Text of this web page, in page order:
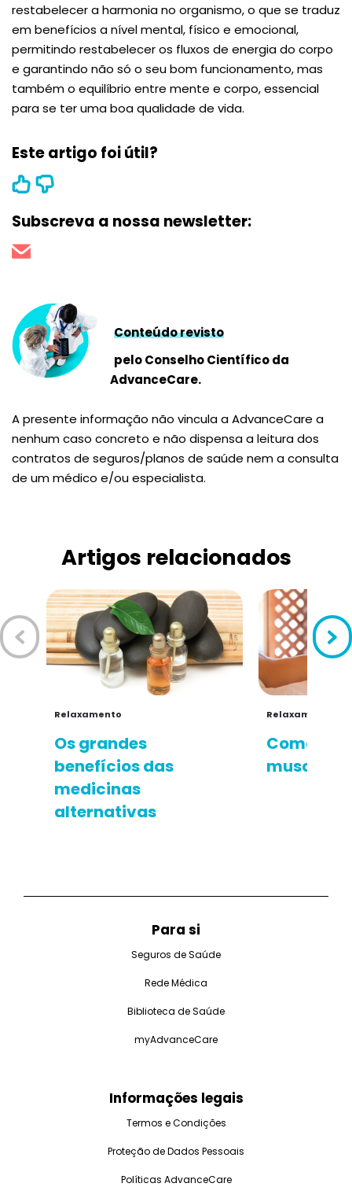
restabelecer a harmonia no organismo, o que se traduz
em benefícios a nível mental, físico e emocional,
permitindo restabelecer os fluxos de energia do corpo
e garantindo não só o seu bom funcionamento, mas
também o equilíbrio entre mente e corpo, essencial
para se ter uma boa qualidade de vida.
Este artigo foi útil?
Subscreva a nossa newsletter:
Conteúdo revisto
pelo Conselho Científico da
AdvanceCare.
A presente informação não vincula a AdvanceCare a
nenhum caso concreto e não dispensa a leitura dos
contratos de seguros/planos de saúde nem a consulta
de um médico e/ou especialista.
Artigos relacionados
Relaxamento
Os grandes
benefícios das
medicinas
alternativas
Relaxamento
Como
muscular
Para si
Seguros de Saúde
Rede Médica
Biblioteca de Saúde
myAdvanceCare
Informações legais
Termos e Condições
Proteção de Dados Pessoais
Políticas AdvanceCare